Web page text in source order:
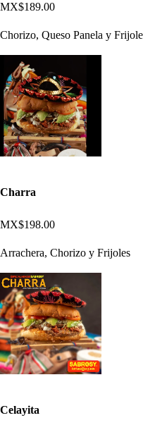
MX$189.00
Chorizo, Queso Panela y
Charra
MX$198.00
Arrachera, Chorizo y Frijoles
Celayita